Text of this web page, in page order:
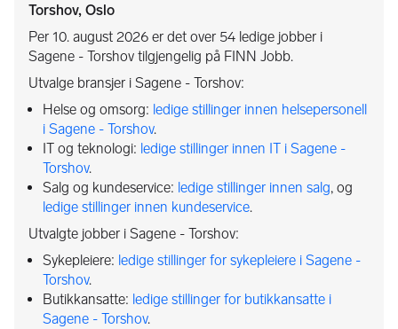
Torshov, Oslo
Per 10. august 2026 er det over 54 ledige jobber i
Sagene - Torshov tilgjengelig på FINN Jobb.
Utvalge bransjer i Sagene - Torshov:
Helse og omsorg: ledige stillinger innen helsepersonell
i Sagene - Torshov.
IT og teknologi: ledige stillinger innen IT i Sagene -
Torshov.
Salg og kundeservice: ledige stillinger innen salg, og
ledige stillinger innen kundeservice.
Utvalgte jobber i Sagene - Torshov:
Sykepleiere: ledige stillinger for sykepleiere i Sagene -
Torshov.
Butikkansatte: ledige stillinger for butikkansatte i
Sagene - Torshov.